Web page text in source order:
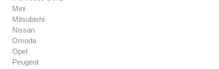
Mini
Mitsubishi
Nissan
Omoda
Opel
Peugeot